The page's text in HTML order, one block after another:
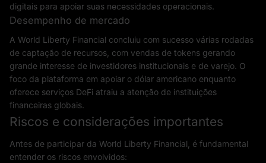
digitais para apoiar suas necessidades operacionais.
Desempenho de mercado
A World Liberty Financial concluiu com sucesso várias rodadas
de captação de recursos, com vendas de tokens gerando
grande interesse de investidores institucionais e de varejo. O
foco da plataforma em apoiar o dólar americano enquanto
oferece serviços DeFi atraiu a atenção de instituições
financeiras globais.
Riscos e considerações importantes
Antes de participar da World Liberty Financial, é fundamental
entender os riscos envolvidos: